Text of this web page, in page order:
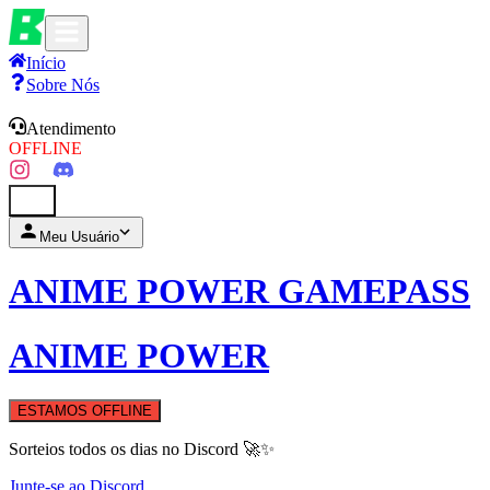
Início
Sobre Nós
Atendimento
OFFLINE
Meu Usuário
ANIME POWER GAMEPASS
ANIME POWER
ESTAMOS OFFLINE
Sorteios todos os dias no Discord 🚀✨